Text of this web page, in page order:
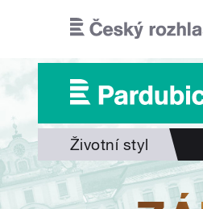
Životní styl